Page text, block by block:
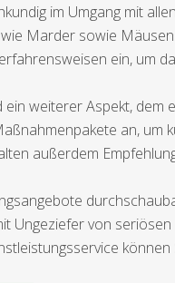
im Umgang mit
Marder sowie
ein, um
weiterer Aspekt,
an, um
außerdem
Ungeziefer von